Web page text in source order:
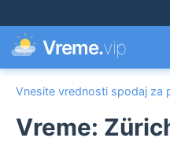
Vreme.vip
Vnesite vrednosti spodaj za
Vreme: